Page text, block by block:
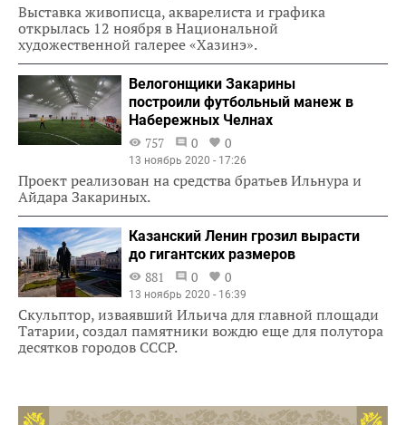
Выставка живописца, акварелиста и графика
открылась 12 ноября в Национальной
художественной галерее «Хазинэ».
Велогонщики Закарины
построили футбольный манеж в
Набережных Челнах
757
0 0
13 ноябрь 2020 - 17:26
Проект реализован на средства братьев Ильнура и
Айдара Закариных.
Казанский Ленин грозил вырасти
до гигантских размеров
881
0 0
13 ноябрь 2020 - 16:39
Скульптор, изваявший Ильича для главной площади
Татарии, создал памятники вождю еще для полутора
десятков городов СССР.